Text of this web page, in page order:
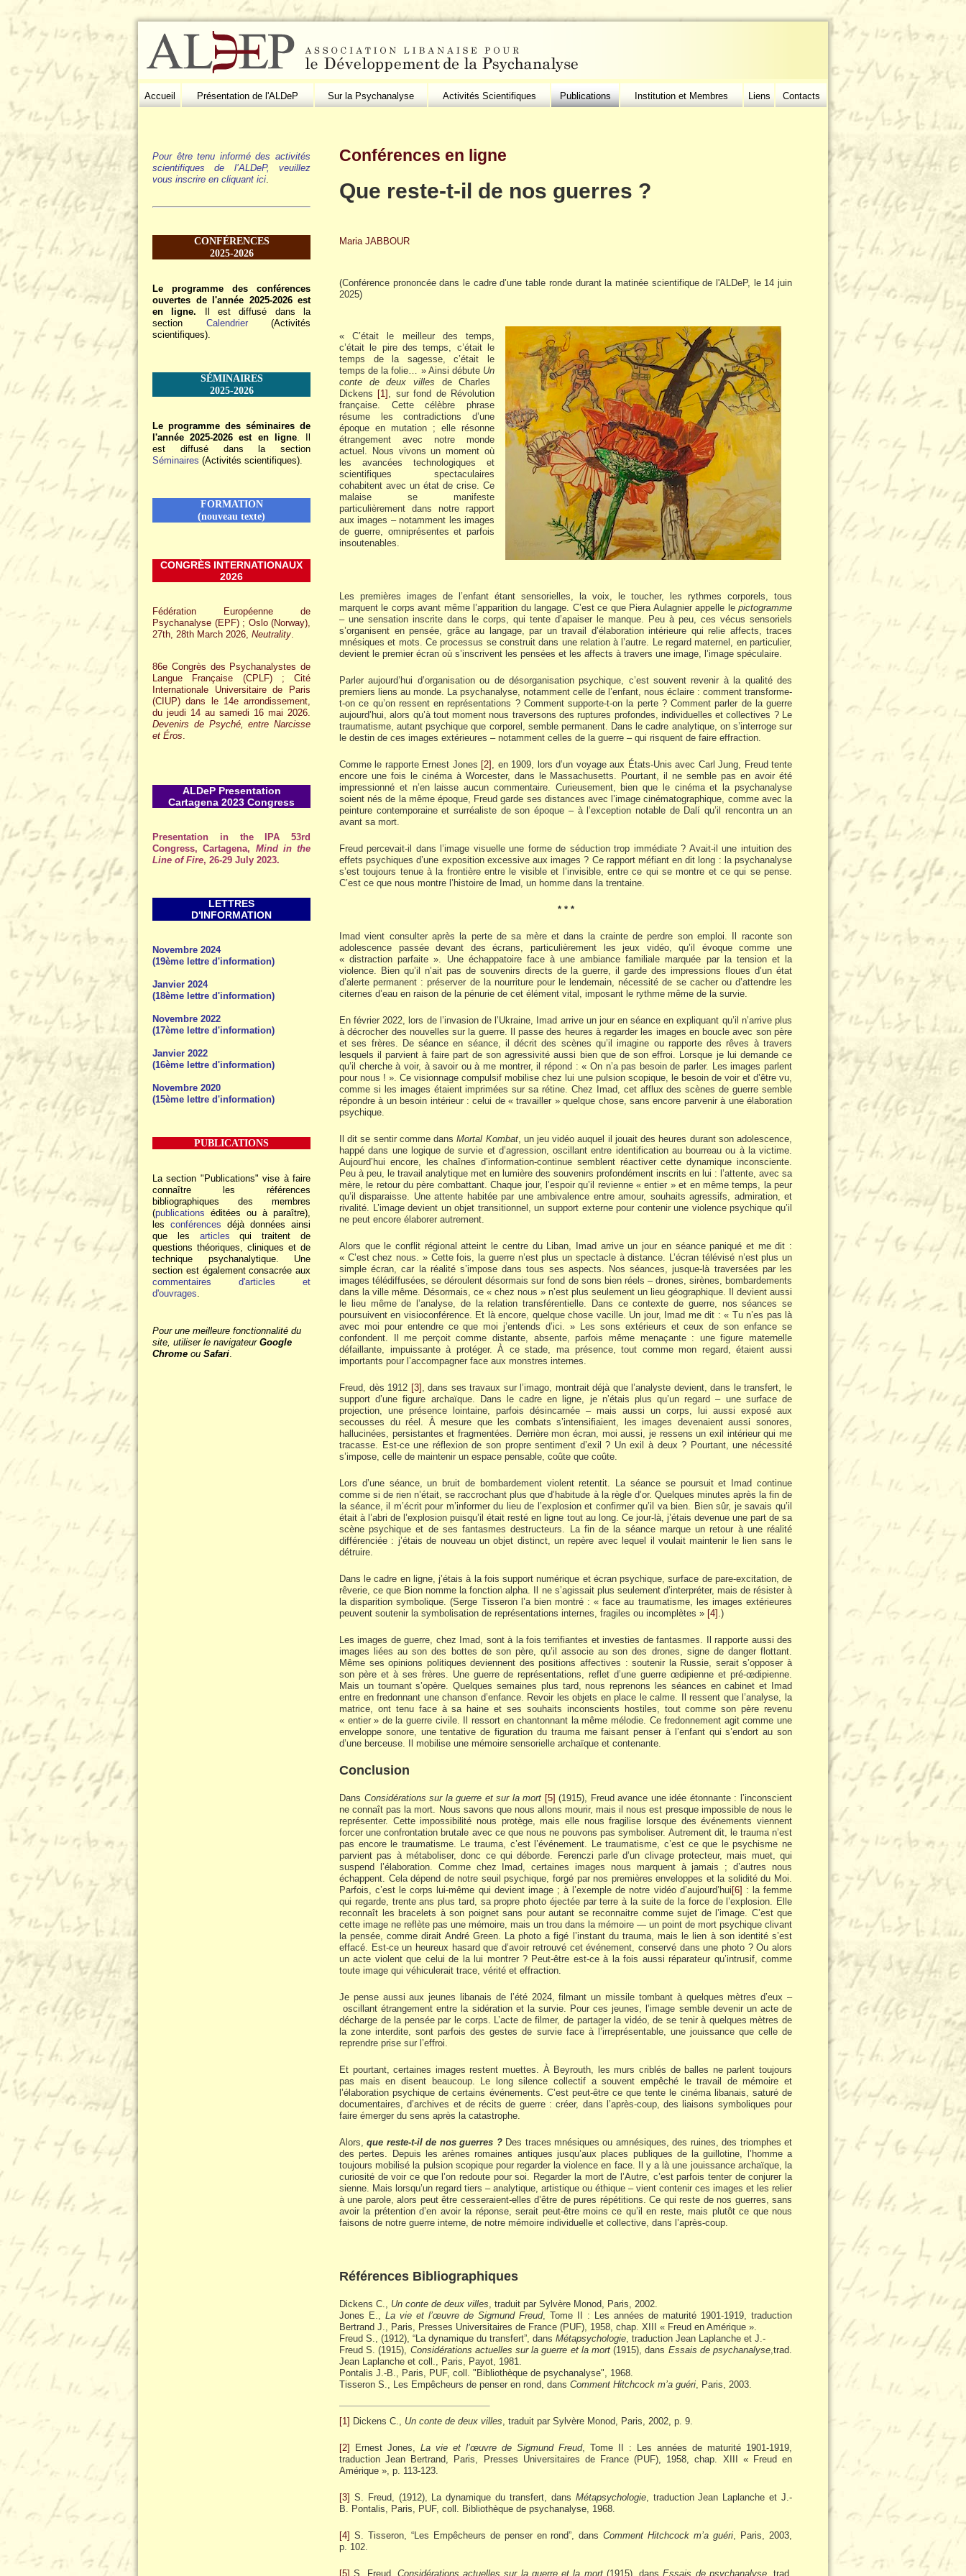
Accueil Présentation de l'ALDeP Sur la Psychanalyse Activités Scientifiques Publications Institution et Membres Liens Contacts
Pour être tenu informé des activités
scientifiques de l’ALDeP, veuillez
vous inscrire en cliquant ici.
CONFÉRENCES
2025-2026
Le programme des conférences
ouvertes de l'année 2025-2026 est
en ligne. Il est diffusé dans la
section Calendrier(Activités
scientifiques).
SÉMINAIRES
2025-2026
Le programme des séminaires de
l'année 2025-2026 est en ligne. Il
est diffusé dans la section
Séminaires (Activités scientifiques).
FORMATION
(nouveau texte)
CONGRÈS INTERNATIONAUX
2026
Fédération Européenne de
Psychanalyse (EPF) ; Oslo (Norway),
27th, 28th March 2026, Neutrality
86e Congrès des Psychanalystes de
Langue Française (CPLF) ; Cité
Internationale Universitaire de Paris
(CIUP) dans le 14e arrondissement,
du jeudi 14 au samedi 16 mai 2026.
Devenirs de Psyché, entre Narcisse
et Éros
ALDeP Presentation
Cartagena 2023 Congress
Presentation in the IPA 53rd
Congress, Cartagena, Mind in the
Line of Fire, 26-29 July 2023.
LETTRES
D'INFORMATION
Novembre 2024
(19ème lettre d'information)
Janvier 2024
(18ème lettre d'information)
Novembre 2022
(17ème lettre d'information)
Janvier 2022
(16ème lettre d'information)
Novembre 2020
(15ème lettre d'information)
PUBLICATIONS
La section "Publications" vise à faire
connaître les références
bibliographiques des membres
(publications éditées ou à paraître),
les conférences déjà données ainsi
que les articles qui traitent de
questions théoriques, cliniques et de
technique psychanalytique. Une
section est également consacrée aux
commentaires d'articles et
d'ouvrages
Pour une meilleure fonctionnalité du
site, utiliser le navigateur Google
Chrome ou Safari
Conférences en ligne
Que reste-t-il de nos guerres ?
Maria JABBOUR
(Conférence prononcée dans le cadre d’une table ronde durant la matinée scientifique de l'ALDeP, le 14 juin
2025)
« C’était le meilleur des temps,
c’était le pire des temps, c’était le
temps de la sagesse, c’était le
temps de la folie… » Ainsi débute Un
conte de deux villes de Charles
Dickens [1] , sur fond de Révolution
française. Cette célèbre phrase
résume les contradictions d’une
époque en mutation ; elle résonne
étrangement avec notre monde
actuel. Nous vivons un moment où
les avancées technologiques et
scientifiques spectaculaires
cohabitent avec un état de crise. Ce
malaise se manifeste
particulièrement dans notre rapport
aux images – notamment les images
de guerre, omniprésentes et parfois
insoutenables.
Les premières images de l’enfant étant sensorielles, la voix, le toucher, les rythmes corporels, tous
marquent le corps avant même l’apparition du langage. C’est ce que Piera Aulagnier appelle le pictogramme
– une sensation inscrite dans le corps, qui tente d’apaiser le manque. Peu à peu, ces vécus sensoriels
s’organisent en pensée, grâce au langage, par un travail d’élaboration intérieure qui relie affects, traces
mnésiques et mots. Ce processus se construit dans une relation à l’autre. Le regard maternel, en particulier,
devient le premier écran où s’inscrivent les pensées et les affects à travers une image, l’image spéculaire.
Parler aujourd’hui d’organisation ou de désorganisation psychique, c’est souvent revenir à la qualité des
premiers liens au monde. La psychanalyse, notamment celle de l’enfant, nous éclaire : comment transforme-
t-on ce qu’on ressent en représentations ? Comment supporte-t-on la perte ? Comment parler de la guerre
aujourd’hui, alors qu’à tout moment nous traversons des ruptures profondes, individuelles et collectives ? Le
traumatisme, autant psychique que corporel, semble permanent. Dans le cadre analytique, on s’interroge sur
le destin de ces images extérieures – notamment celles de la guerre – qui risquent de faire effraction.
Comme le rapporte Ernest Jones [2] , en 1909, lors d’un voyage aux États-Unis avec Carl Jung, Freud tente
encore une fois le cinéma à Worcester, dans le Massachusetts. Pourtant, il ne semble pas en avoir été
impressionné et n’en laisse aucun commentaire. Curieusement, bien que le cinéma et la psychanalyse
soient nés de la même époque, Freud garde ses distances avec l’image cinématographique, comme avec la
peinture contemporaine et surréaliste de son époque – à l’exception notable de Dalí qu’il rencontra un an
avant sa mort.
Freud percevait-il dans l’image visuelle une forme de séduction trop immédiate ? Avait-il une intuition des
effets psychiques d’une exposition excessive aux images ? Ce rapport méfiant en dit long : la psychanalyse
s’est toujours tenue à la frontière entre le visible et l’invisible, entre ce qui se montre et ce qui se pense.
C’est ce que nous montre l’histoire de Imad, un homme dans la trentaine.
* * *
Imad vient consulter après la perte de sa mère et dans la crainte de perdre son emploi. Il raconte son
adolescence passée devant des écrans, particulièrement les jeux vidéo, qu’il évoque comme une
« distraction parfaite ». Une échappatoire face à une ambiance familiale marquée par la tension et la
violence. Bien qu’il n’ait pas de souvenirs directs de la guerre, il garde des impressions floues d’un état
d’alerte permanent : préserver de la nourriture pour le lendemain, nécessité de se cacher ou d’attendre les
citernes d’eau en raison de la pénurie de cet élément vital, imposant le rythme même de la survie.
En février 2022, lors de l’invasion de l’Ukraine, Imad arrive un jour en séance en expliquant qu’il n’arrive plus
à décrocher des nouvelles sur la guerre. Il passe des heures à regarder les images en boucle avec son père
et ses frères. De séance en séance, il décrit des scènes qu’il imagine ou rapporte des rêves à travers
lesquels il parvient à faire part de son agressivité aussi bien que de son effroi. Lorsque je lui demande ce
qu’il cherche à voir, à savoir ou à me montrer, il répond : « On n’a pas besoin de parler. Les images parlent
pour nous ! ». Ce visionnage compulsif mobilise chez lui une pulsion scopique, le besoin de voir et d’être vu,
comme si les images étaient imprimées sur sa rétine. Chez Imad, cet afflux des scènes de guerre semble
répondre à un besoin intérieur : celui de « travailler » quelque chose, sans encore parvenir à une élaboration
psychique.
Il dit se sentir comme dansMortal Kombat, un jeu vidéo auquel il jouait des heures durant son adolescence,
happé dans une logique de survie et d’agression, oscillant entre identification au bourreau ou à la victime.
Aujourd’hui encore, les chaînes d’information-continue semblent réactiver cette dynamique inconsciente.
Peu à peu, le travail analytique met en lumière des souvenirs profondément inscrits en lui : l’attente, avec sa
mère, le retour du père combattant. Chaque jour, l’espoir qu’il revienne « entier » et en même temps, la peur
qu’il disparaisse. Une attente habitée par une ambivalence entre amour, souhaits agressifs, admiration, et
rivalité. L’image devient un objet transitionnel, un support externe pour contenir une violence psychique qu’il
ne peut encore élaborer autrement.
Alors que le conflit régional atteint le centre du Liban, Imad arrive un jour en séance paniqué et me dit :
« C’est chez nous. » Cette fois, la guerre n’est plus un spectacle à distance. L’écran télévisé n’est plus un
simple écran, car la réalité s’impose dans tous ses aspects. Nos séances, jusque-là traversées par les
images télédiffusées, se déroulent désormais sur fond de sons bien réels – drones, sirènes, bombardements
dans la ville même. Désormais, ce « chez nous » n’est plus seulement un lieu géographique. Il devient aussi
le lieu même de l’analyse, de la relation transférentielle. Dans ce contexte de guerre, nos séances se
poursuivent en visioconférence. Et là encore, quelque chose vacille. Un jour, Imad me dit : « Tu n’es pas là
avec moi pour entendre ce que moi j’entends d’ici. » Les sons extérieurs et ceux de son enfance se
confondent. Il me perçoit comme distante, absente, parfois même menaçante : une figure maternelle
défaillante, impuissante à protéger. À ce stade, ma présence, tout comme mon regard, étaient aussi
importants pour l’accompagner face aux monstres internes.
Freud, dès 1912 [3] , dans ses travaux sur l’imago, montrait déjà que l’analyste devient, dans le transfert, le
support d’une figure archaïque. Dans le cadre en ligne, je n’étais plus qu’un regard – une surface de
projection, une présence lointaine, parfois désincarnée – mais aussi un corps, lui aussi exposé aux
secousses du réel. À mesure que les combats s’intensifiaient, les images devenaient aussi sonores,
hallucinées, persistantes et fragmentées. Derrière mon écran, moi aussi, je ressens un exil intérieur qui me
tracasse. Est-ce une réflexion de son propre sentiment d’exil ? Un exil à deux ? Pourtant, une nécessité
s’impose, celle de maintenir un espace pensable, coûte que coûte.
Lors d’une séance, un bruit de bombardement violent retentit. La séance se poursuit et Imad continue
comme si de rien n’était, se raccrochant plus que d’habitude à la règle d’or. Quelques minutes après la fin de
la séance, il m’écrit pour m’informer du lieu de l’explosion et confirmer qu’il va bien. Bien sûr, je savais qu’il
était à l’abri de l’explosion puisqu’il était resté en ligne tout au long. Ce jour-là, j’étais devenue une part de sa
scène psychique et de ses fantasmes destructeurs. La fin de la séance marque un retour à une réalité
différenciée : j’étais de nouveau un objet distinct, un repère avec lequel il voulait maintenir le lien sans le
détruire.
Dans le cadre en ligne, j’étais à la fois support numérique et écran psychique, surface de pare-excitation, de
rêverie, ce que Bion nomme la fonction alpha. Il ne s’agissait plus seulement d’interpréter, mais de résister à
la disparition symbolique. (Serge Tisseron l’a bien montré : « face au traumatisme, les images extérieures
peuvent soutenir la symbolisation de représentations internes, fragiles ou incomplètes » [4] .)
Les images de guerre, chez Imad, sont à la fois terrifiantes et investies de fantasmes. Il rapporte aussi des
images liées au son des bottes de son père, qu’il associe au son des drones, signe de danger flottant.
Même ses opinions politiques deviennent des positions affectives : soutenir la Russie, serait s’opposer à
son père et à ses frères. Une guerre de représentations, reflet d’une guerre œdipienne et pré-œdipienne.
Mais un tournant s’opère. Quelques semaines plus tard, nous reprenons les séances en cabinet et Imad
entre en fredonnant une chanson d’enfance. Revoir les objets en place le calme. Il ressent que l’analyse, la
matrice, ont tenu face à sa haine et ses souhaits inconscients hostiles, tout comme son père revenu
« entier » de la guerre civile. Il ressort en chantonnant la même mélodie. Ce fredonnement agit comme une
enveloppe sonore, une tentative de figuration du trauma me faisant penser à l’enfant qui s’endort au son
d’une berceuse. Il mobilise une mémoire sensorielle archaïque et contenante.
Conclusion
Dans Considérations sur la guerre et sur la mort [5] (1915), Freud avance une idée étonnante : l’inconscient
ne connaît pas la mort. Nous savons que nous allons mourir, mais il nous est presque impossible de nous le
représenter. Cette impossibilité nous protège, mais elle nous fragilise lorsque des événements viennent
forcer une confrontation brutale avec ce que nous ne pouvons pas symboliser. Autrement dit, le trauma n’est
pas encore le traumatisme. Le trauma, c’est l’événement. Le traumatisme, c’est ce que le psychisme ne
parvient pas à métaboliser, donc ce qui déborde. Ferenczi parle d’un clivage protecteur, mais muet, qui
suspend l’élaboration. Comme chez Imad, certaines images nous marquent à jamais ; d’autres nous
échappent. Cela dépend de notre seuil psychique, forgé par nos premières enveloppes et la solidité du Moi.
Parfois, c’est le corps lui-même qui devient image ; à l’exemple de notre vidéo d’aujourd’hui [6] : la femme
qui regarde, trente ans plus tard, sa propre photo éjectée par terre à la suite de la force de l’explosion. Elle
reconnaît les bracelets à son poignet sans pour autant se reconnaitre comme sujet de l’image. C’est que
cette image ne reflète pas une mémoire, mais un trou dans la mémoire — un point de mort psychique clivant
la pensée, comme dirait André Green. La photo a figé l’instant du trauma, mais le lien à son identité s’est
effacé. Est-ce un heureux hasard que d’avoir retrouvé cet événement, conservé dans une photo ? Ou alors
un acte violent que celui de la lui montrer ? Peut-être est-ce à la fois aussi réparateur qu’intrusif, comme
toute image qui véhiculerait trace, vérité et effraction.
Je pense aussi aux jeunes libanais de l’été 2024, filmant un missile tombant à quelques mètres d’eux –
oscillant étrangement entre la sidération et la survie. Pour ces jeunes, l’image semble devenir un acte de
décharge de la pensée par le corps. L’acte de filmer, de partager la vidéo, de se tenir à quelques mètres de
la zone interdite, sont parfois des gestes de survie face à l’irreprésentable, une jouissance que celle de
reprendre prise sur l’effroi.
Et pourtant, certaines images restent muettes. À Beyrouth, les murs criblés de balles ne parlent toujours
pas mais en disent beaucoup. Le long silence collectif a souvent empêché le travail de mémoire et
l’élaboration psychique de certains événements. C’est peut-être ce que tente le cinéma libanais, saturé de
documentaires, d’archives et de récits de guerre : créer, dans l’après-coup, des liaisons symboliques pour
faire émerger du sens après la catastrophe.
Alors,que reste-t-il de nos guerres ?Des traces mnésiques ou amnésiques, des ruines, des triomphes et
des pertes. Depuis les arènes romaines antiques jusqu’aux places publiques de la guillotine, l’homme a
toujours mobilisé la pulsion scopique pour regarder la violence en face. Il y a là une jouissance archaïque, la
curiosité de voir ce que l’on redoute pour soi. Regarder la mort de l’Autre, c’est parfois tenter de conjurer la
sienne. Mais lorsqu’un regard tiers – analytique, artistique ou éthique – vient contenir ces images et les relier
à une parole, alors peut être cesseraient-elles d’être de pures répétitions. Ce qui reste de nos guerres, sans
avoir la prétention d’en avoir la réponse, serait peut-être moins ce qu’il en reste, mais plutôt ce que nous
faisons de notre guerre interne, de notre mémoire individuelle et collective, dans l’après-coup.
Références Bibliographiques
Dickens C., Un conte de deux villes, traduit par Sylvère Monod, Paris, 2002.
Jones E., La vie et l’œuvre de Sigmund Freud, Tome II : Les années de maturité 1901-1919, traduction
Bertrand J., Paris, Presses Universitaires de France (PUF), 1958, chap. XIII « Freud en Amérique ».
Freud S., (1912), “La dynamique du transfert”, dans Métapsychologie, traduction Jean Laplanche et J.-
Freud S. (1915), Considérations actuelles sur la guerre et la mort (1915), dans Essais de psychanalyse,trad.
Jean Laplanche et coll., Paris, Payot, 1981.
Pontalis J.-B., Paris, PUF, coll. "Bibliothèque de psychanalyse", 1968.
Tisseron S., Les Empêcheurs de penser en rond, dans Comment Hitchcock m’a guéri, Paris, 2003.
[1] Dickens C., Un conte de deux villes, traduit par Sylvère Monod, Paris, 2002, p. 9.
[2] Ernest Jones, La vie et l’œuvre de Sigmund Freud, Tome II : Les années de maturité 1901-1919,
traduction Jean Bertrand, Paris, Presses Universitaires de France (PUF), 1958, chap. XIII « Freud en
Amérique », p. 113-123.
[3] S. Freud, (1912), La dynamique du transfert, dans Métapsychologie, traduction Jean Laplanche et J.-
B. Pontalis, Paris, PUF, coll. Bibliothèque de psychanalyse, 1968.
[4] S. Tisseron, “Les Empêcheurs de penser en rond”, dansComment Hitchcock m’a guéri, Paris, 2003,
p. 102.
[5] S. Freud, Considérations actuelles sur la guerre et la mort(1915), dansEssais de psychanalyse, trad.